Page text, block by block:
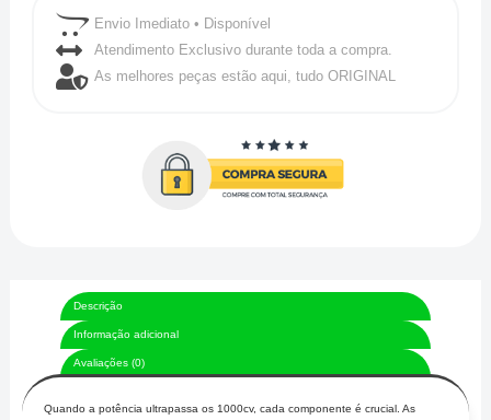
Racing
Black
quantidade
Envio Imediato • Disponível
Atendimento Exclusivo durante toda a compra.
As melhores peças estão aqui, tudo ORIGINAL
Descrição
Informação adicional
Avaliações (0)
Quando a potência ultrapassa os 1000cv, cada componente é crucial. As